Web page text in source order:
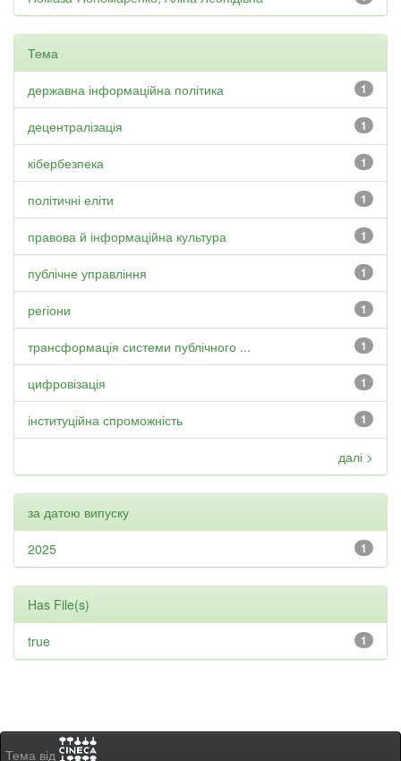
Тема
1
державна інформаційна політика
1
децентралізація
1
кібербезпека
1
політичні еліти
1
правова й інформаційна культура
1
публічне управління
1
регіони
1
трансформація системи публічного ...
1
цифровізація
1
інституційна спроможність
далі >
за датою випуску
1
2025
Has File(s)
1
true
Тема від